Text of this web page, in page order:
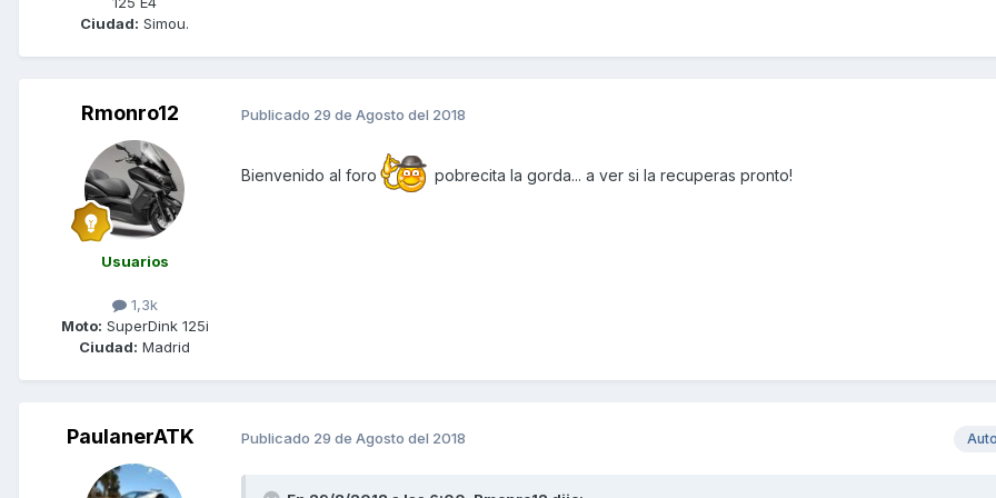
Ciudad: Simou.
Rmonro12
Usuarios
1,3k
Moto: SuperDink 125i
Ciudad: Madrid
Publicado 29 de Agosto del 2018
Bienvenido al foro pobrecita la gorda... a ver si la recuperas pronto!
PaulanerATK Publicado 29 de Agosto del 2018